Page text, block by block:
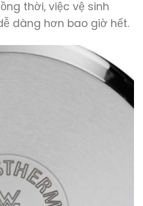
thời, việc vệ sinh
dàng hơn bao giờ hết.